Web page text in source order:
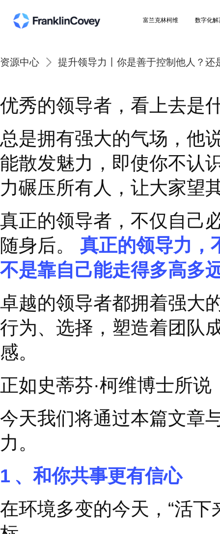
富兰克林柯维
优秀的领导者，看上
总是拥有强大的气场
能散发魅力，即使你
力碾压所有人，让大
真正的领导者，不仅
随身后。 真正的领导
不是靠自己能走得多
卓越的领导者都拥着
行为、选择，塑造着
感。
正如史蒂芬
今天我们将通过本篇
力。